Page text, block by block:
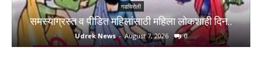
गडचिरोली
समस्याग्रस्त व पीडित महिलांसाठी महिला लोकशाही दिन..
Udrek News - August 7, 2026 0